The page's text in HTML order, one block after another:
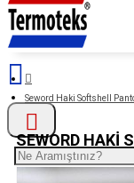
Seword Haki Softshell
SEWORD HAKI